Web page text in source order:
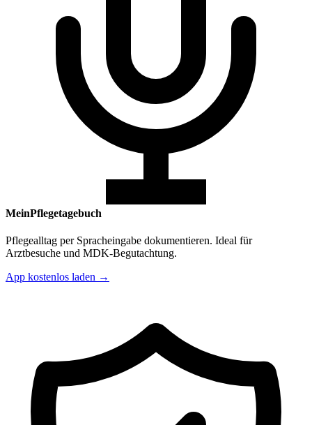
MeinPflegetagebuch
Pflegealltag per Spracheingabe dokumentieren. Ideal für
Arztbesuche und MDK-Begutachtung.
App kostenlos laden →